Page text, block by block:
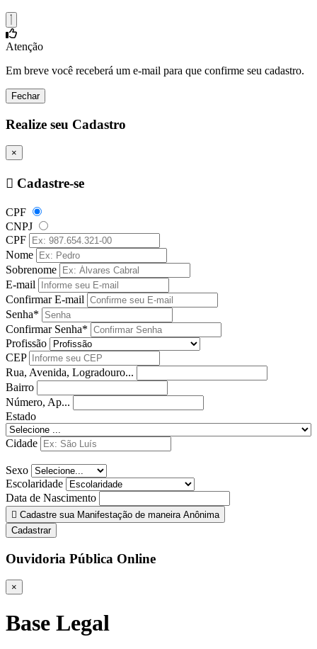
Atenção
Em breve você receberá um e-mail para que confirme seu cadastro.
Fechar
Realize seu Cadastro
×
Cadastre-se
CPF
CNPJ
CPF
Nome
Sobrenome
E-mail
Confirmar E-mail
Senha*
Confirmar Senha*
Profissão
CEP
Rua, Avenida, Logradouro...
Bairro
Número, Ap...
Estado
Cidade
Sexo
Escolaridade
Data de Nascimento
Cadastre sua Manifestação de maneira Anônima
Cadastrar
Ouvidoria Pública Online
×
Base Legal